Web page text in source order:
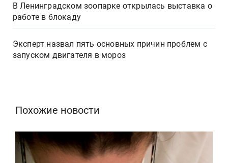
В Ленинградском зоопарке открылась выставка о
работе в блокаду
Эксперт назвал пять основных причин проблем с
запуском двигателя в мороз
Похожие новости